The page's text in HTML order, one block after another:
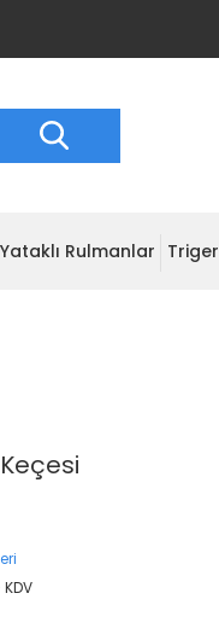
Yataklı Rulmanlar